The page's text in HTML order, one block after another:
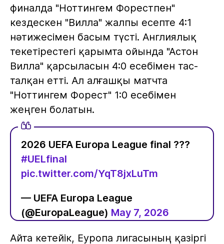
финалда "Ноттингем Форестпен"
кездескен "Вилла" жалпы есепте 4:1
нәтижесімен басым түсті. Англиялық
текетірестегі қарымта ойында "Астон
Вилла" қарсыласын 4:0 есебімен тас-
талқан етті. Ал алғашқы матчта
"Ноттингем Форест" 1:0 есебімен
жеңген болатын.
2026 UEFA Europa League final ???
#UELfinal
pic.twitter.com/YqT8jxLuTm
— UEFA Europa League
(@EuropaLeague) May 7, 2026
Айта кетейік, Еуропа лигасының қазіргі